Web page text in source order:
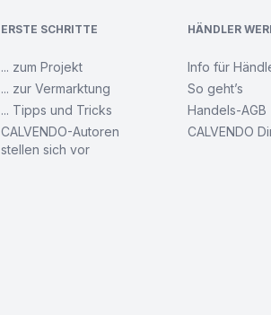
ERSTE SCHRITTE
... zum Projekt
... zur Vermarktung
... Tipps und Tricks
CALVENDO-Autoren
stellen sich vor
HÄNDLER
Info für
So geht’s
Handels-AGB
CALVENDO